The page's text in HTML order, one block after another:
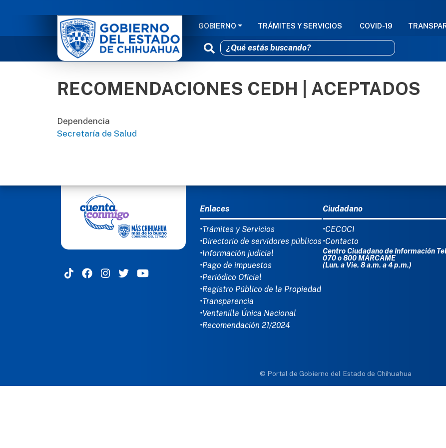
Pasar al contenido principal
NAVEGACIÓN PRINCIPAL
GOBIERNO TRÁMITES Y SERVICIOS COVID-19
RECOMENDACIONES CEDH | ACEPTADOS
Dependencia
Secretaría de Salud
MENÚ DEL PIE
Enlaces
•Trámites y Servicios
•Directorio de servidores públicos
•Información judicial
•Pago de impuestos
•Periódico Oficial
•Registro Público de la Propiedad
•Transparencia
•Ventanilla Única Nacional
•Recomendación 21/2024
Ciudadano
•CECOCI
•Contacto
Centro Ciudadano de Información
070 o 800 MÁRCAME
(Lun. a Vie. 8 a.m. a 4 p.m.)
© Portal de Gobierno del Estado de Chihuahua